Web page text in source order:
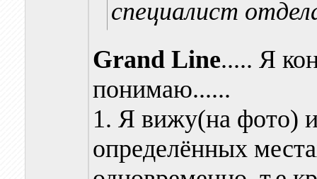
специалист
Grand Line..... Я
понимаю......
1. Я вижу(на фото)
определённых